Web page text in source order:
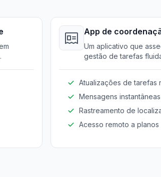
App de
campo
Um aplicativo que
gestão de tarefas
Atualizações de tarefas
Mensagens
Rastreamento de
Acesso remoto a